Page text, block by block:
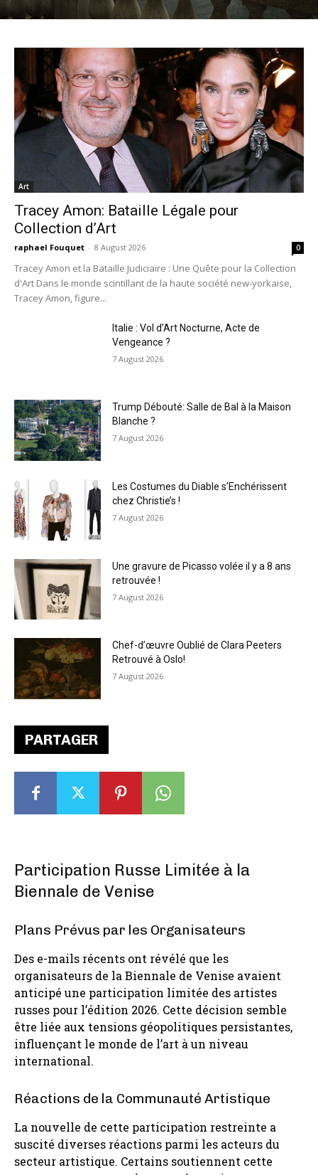
PARTAGER
Participation Russe Limitée à la
Biennale de Venise
Plans Prévus par les Organisateurs
Des e-mails récents ont révélé que les
organisateurs de la Biennale de Venise avaient
anticipé une participation limitée des artistes
russes pour l’édition 2026. Cette décision semble
être liée aux tensions géopolitiques persistantes,
influençant le monde de l’art à un niveau
international.
Réactions de la Communauté Artistique
La nouvelle de cette participation restreinte a
suscité diverses réactions parmi les acteurs du
secteur artistique. Certains soutiennent cette
Art
Tracey Amon: Bataille Légale pour
Collection d’Art
raphael Fouquet - 8 August 2026 0
Tracey Amon et la Bataille Judiciaire : Une Quête pour la Collection
d'Art Dans le monde scintillant de la haute société new-yorkaise,
Tracey Amon, figure...
Italie : Vol d’Art Nocturne, Acte de
Vengeance ?
7 August 2026
Trump Débouté: Salle de Bal à la Maison
Blanche ?
7 August 2026
Les Costumes du Diable s’Enchérissent
chez Christie’s !
7 August 2026
Une gravure de Picasso volée il y a 8 ans
retrouvée !
7 August 2026
Chef-d’œuvre Oublié de Clara Peeters
Retrouvé à Oslo!
7 August 2026